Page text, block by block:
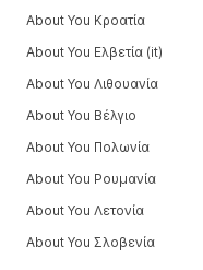
About You Κροατία
About You Ελβετία (it)
About You Λιθουανία
About You Βέλγιο
About You Πολωνία
About You Ρουμανία
About You Λετονία
About You Σλοβενία